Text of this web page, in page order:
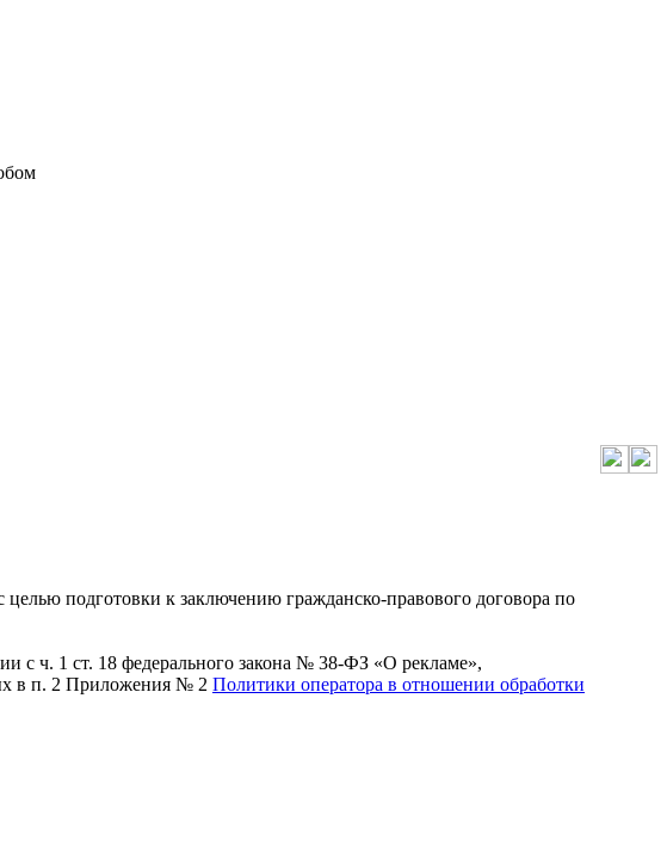
подготовки к заключению гражданско-правового договора по
с ч. 1 ст. 18 федерального закона № 38-ФЗ «О рекламе»,
в п. 2 Приложения № 2 Политики оператора в отношении обработки